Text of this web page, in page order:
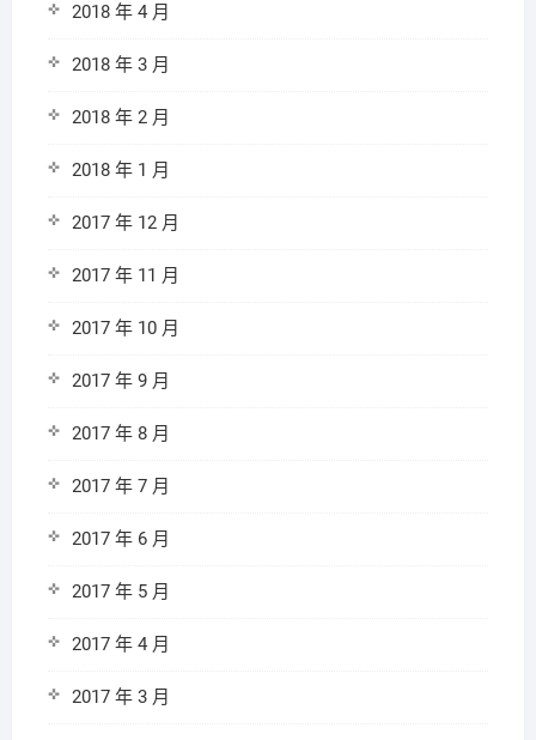
2018 年 4 月
2018 年 3 月
2018 年 2 月
2018 年 1 月
2017 年 12 月
2017 年 11 月
2017 年 10 月
2017 年 9 月
2017 年 8 月
2017 年 7 月
2017 年 6 月
2017 年 5 月
2017 年 4 月
2017 年 3 月